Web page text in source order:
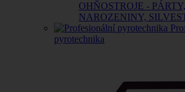
OHŇOSTROJE -
NAROZENINY,
pyrotechnika